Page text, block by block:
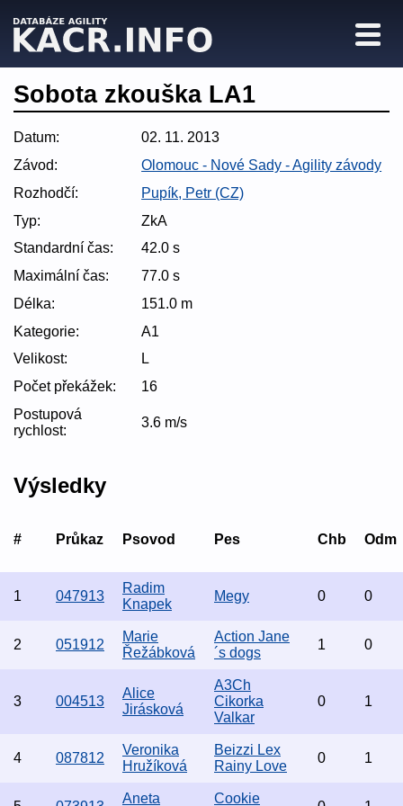
Sobota zkouška LA1
Datum:
02. 11. 2013
Závod:
Olomouc - Nové Sady - Agility závody
Rozhodčí:
Pupík, Petr (CZ)
Typ:
ZkA
Standardní čas:
42.0 s
Maximální čas:
77.0 s
Délka:
151.0 m
Kategorie:
A1
Velikost:
L
Počet překážek:
16
Postupová
rychlost:
3.6 m/s
Výsledky
# Průkaz Psovod Pes Chb Odm
1 047913
Radim
Knapek
Megy 0 0
2 051912
Marie
Řežábková
Action Jane
´s dogs
1 0
3 004513
Alice
Jirásková
A3Ch
Cikorka
Valkar
0 1
4 087812
Veronika
Hružíková
Beizzi Lex
Rainy Love
0 1
Aneta Cookie